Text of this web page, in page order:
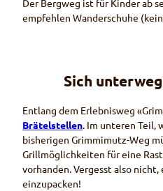
Der Bergweg ist für Kinder ab
empfehlen Wanderschuhe
Sich
Entlang dem Erlebnisweg
Brätelstellen. Im unteren Teil,
bisherigen Grimmimutz-Weg
Grillmöglichkeiten für eine
vorhanden. Vergesst also
einzupacken!